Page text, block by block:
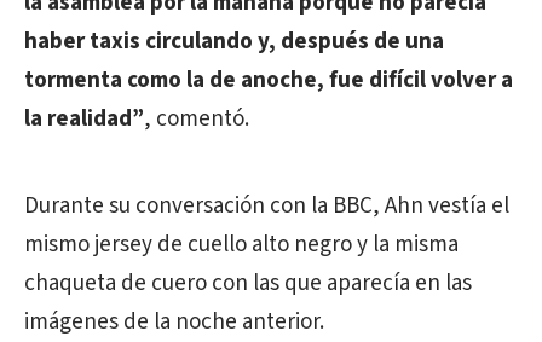
haber taxis circulando y, después de una
tormenta como la de anoche, fue difícil volver a
la realidad”, comentó.
Durante su conversación con la BBC, Ahn vestía el
mismo jersey de cuello alto negro y la misma
chaqueta de cuero con las que aparecía en las
imágenes de la noche anterior.